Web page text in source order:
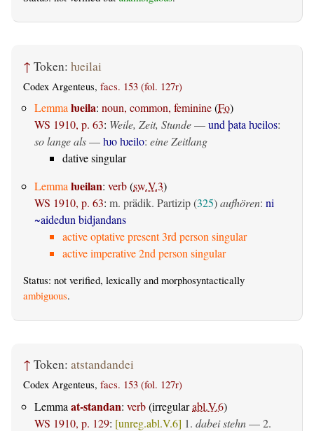
↑ Token: ƕeilai
Codex Argenteus, facs. 153 (fol. 127r)
Lemmaƕeila: noun, common, feminine(Fo)
WS 1910, p. 63: Weile, Zeit, Stunde—und þata ƕeilos:
so lange als—ƕo ƕeilo: eine Zeitlang
dative singular
Lemmaƕeilan: verb(sw.V.3)
WS 1910, p. 63: m. prädik. Partizip (325)aufhören: ni
~aidedun bidjandans
active optative present 3rd person singular
active imperative 2nd person singular
Status: not verified, lexically and morphosyntactically
ambiguous.
↑ Token: atstandandei
Codex Argenteus, facs. 153 (fol. 127r)
Lemma at-standan: verb(irregularabl.V.6)
WS 1910, p. 129: [unreg.abl.V.6] 1. dabei stehn— 2.